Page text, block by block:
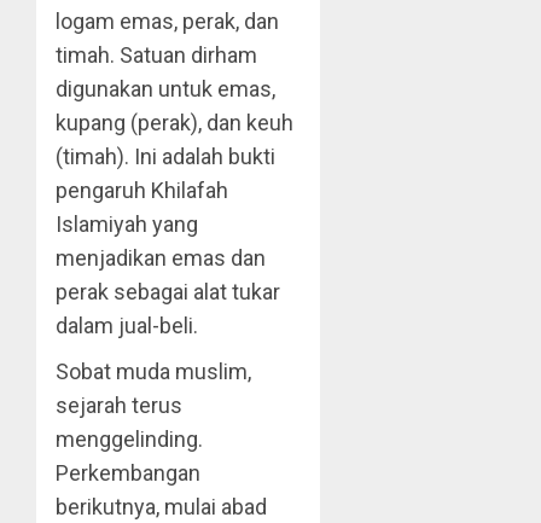
logam emas, perak, dan
timah. Satuan dirham
digunakan untuk emas,
kupang (perak), dan keuh
(timah). Ini adalah bukti
pengaruh Khilafah
Islamiyah yang
menjadikan emas dan
perak sebagai alat tukar
dalam jual-beli.
Sobat muda muslim,
sejarah terus
menggelinding.
Perkembangan
berikutnya, mulai abad